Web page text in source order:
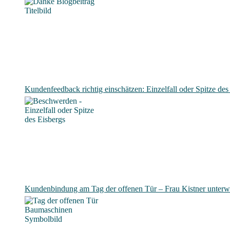
Kundenfeedback richtig einschätzen: Einzelfall oder Spitze des
Kundenbindung am Tag der offenen Tür – Frau Kistner